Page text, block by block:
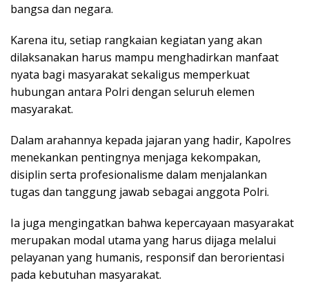
bangsa dan negara.
Karena itu, setiap rangkaian kegiatan yang akan
dilaksanakan harus mampu menghadirkan manfaat
nyata bagi masyarakat sekaligus memperkuat
hubungan antara Polri dengan seluruh elemen
masyarakat.
Dalam arahannya kepada jajaran yang hadir, Kapolres
menekankan pentingnya menjaga kekompakan,
disiplin serta profesionalisme dalam menjalankan
tugas dan tanggung jawab sebagai anggota Polri.
Ia juga mengingatkan bahwa kepercayaan masyarakat
merupakan modal utama yang harus dijaga melalui
pelayanan yang humanis, responsif dan berorientasi
pada kebutuhan masyarakat.